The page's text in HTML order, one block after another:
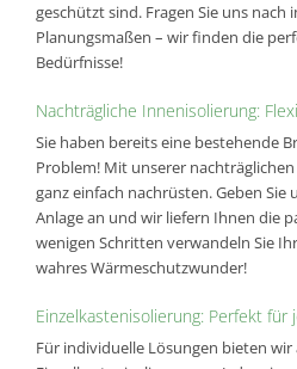
geschützt sind. Fragen Sie uns nach
Planungsmaßen – wir finden die
Bedürfnisse!
Nachträgliche Innenisolierung:
Sie haben bereits eine bestehende
Problem! Mit unserer
ganz einfach nachrüsten. Geben Sie
Anlage an und wir liefern Ihnen die
wenigen Schritten verwandeln Sie
wahres Wärmeschutzwunder!
Einzelkastenisolierung: Perfekt für
Für individuelle Lösungen bieten wir